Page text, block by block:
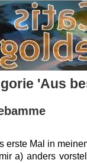
'Aus
erste Mal in
a) anders